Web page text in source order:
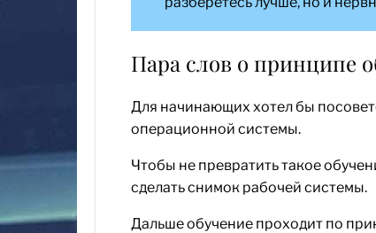
Пара слов о принципе
Для начинающих хотел бы
операционной системы.
Чтобы не превратить такое
сделать снимок рабочей системы.
Дальше обучение проходит по